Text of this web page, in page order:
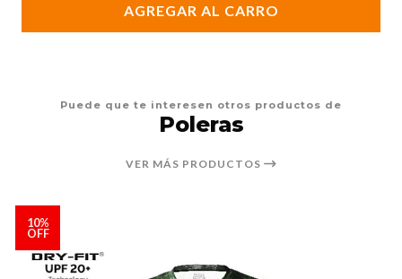
AGREGAR AL CARRO
Puede que te interesen otros productos de
Poleras
VER MÁS PRODUCTOS
10%
OFF